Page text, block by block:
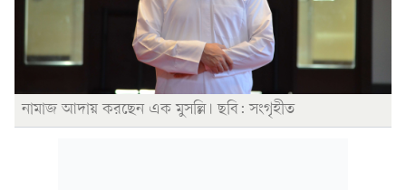
নামাজ আদায় করছেন এক মুসল্লি। ছবি: সংগৃহীত